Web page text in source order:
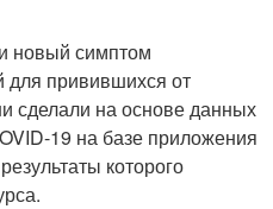
новый симптом
для привившихся от
сделали на основе данных
19 на базе приложения
которого